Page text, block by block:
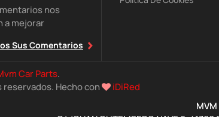
nos
a mejorar
Sus Comentarios
Car Parts.
Hecho con
iDiRed
MVM